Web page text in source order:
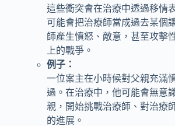
這些衝突會在治療中透過移情
可能會把治療師當成過去某個
師產生憤怒、敵意，甚至攻擊
上的戰爭。
例子：
一位案主在小時候對父親充滿
過。在治療中，他可能會無意
親，開始挑戰治療師、對治療
的進展。